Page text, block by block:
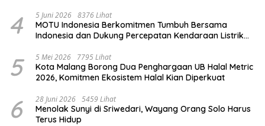
4 5 Juni 2026 8376 Lihat
MOTU Indonesia Berkomitmen Tumbuh Bersama
Indonesia dan Dukung Percepatan Kendaraan Listrik
5 5 Mei 2026 7795 Lihat
Kota Malang Borong Dua Penghargaan UB Halal Metric
2026, Komitmen Ekosistem Halal Kian Diperkuat
6 28 Juni 2026 5459 Lihat
Menolak Sunyi di Sriwedari, Wayang Orang Solo Harus
Terus Hidup